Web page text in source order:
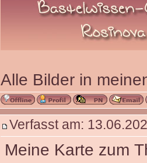
Alle Bilder in
Verfasst am:
Meine Karte zum